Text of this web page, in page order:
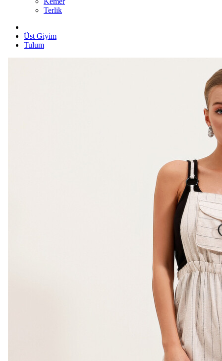
Terlik
Üst Giyim
Tulum